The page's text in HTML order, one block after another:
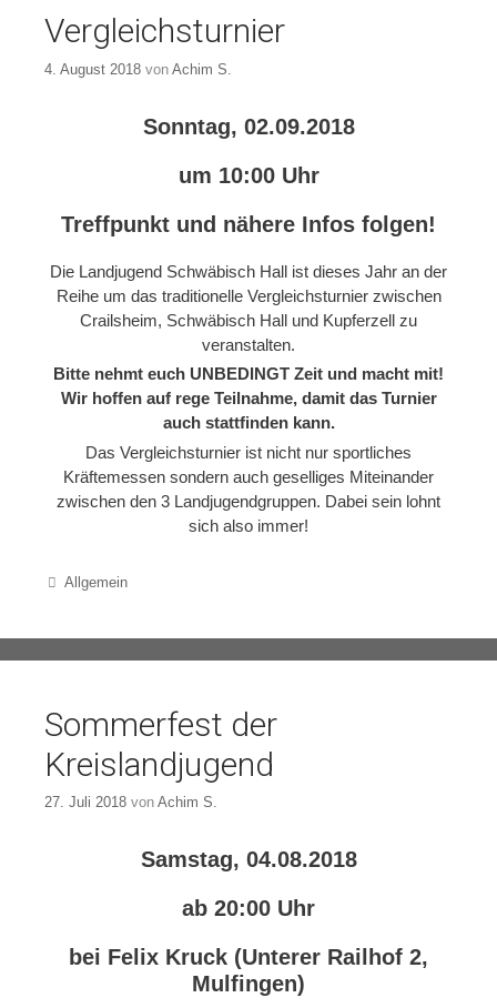
Vergleichsturnier
4. August 2018 von Achim S.
Sonntag, 02.09.2018
um 10:00 Uhr
Treffpunkt und nähere Infos folgen!
Die Landjugend Schwäbisch Hall ist dieses Jahr an der
Reihe um das traditionelle Vergleichsturnier zwischen
Crailsheim, Schwäbisch Hall und Kupferzell zu
veranstalten.
Bitte nehmt euch UNBEDINGT Zeit und macht mit!
Wir hoffen auf rege Teilnahme, damit das Turnier
auch stattfinden kann.
Das Vergleichsturnier ist nicht nur sportliches
Kräftemessen sondern auch geselliges Miteinander
zwischen den 3 Landjugendgruppen. Dabei sein lohnt
sich also immer!
Categories
Allgemein
Sommerfest der
Kreislandjugend
27. Juli 2018 von Achim S.
Samstag, 04.08.2018
ab 20:00 Uhr
bei Felix Kruck (Unterer Railhof 2,
Mulfingen)